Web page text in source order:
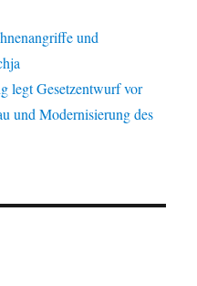
und
legt Gesetzentwurf vor
und Modernisierung des